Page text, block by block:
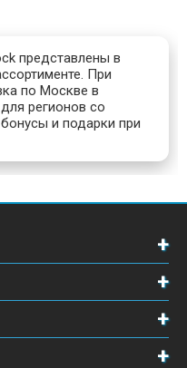
представлены в
При
по Москве в
регионов со
и подарки при